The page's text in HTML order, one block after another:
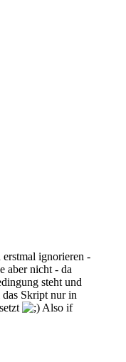
ignorieren -
aber nicht - da
steht und
Skript nur in
Also if